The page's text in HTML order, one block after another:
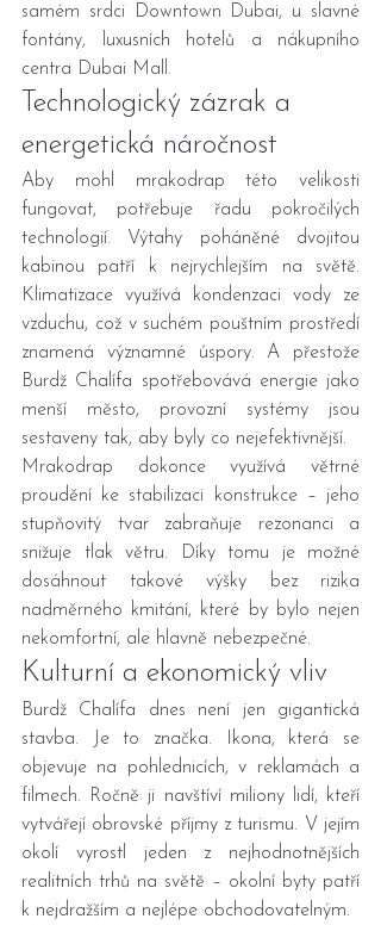
samém srdci Downtown Dubai, u slavné
fontány, luxusních hotelů a nákupního
centra Dubai Mall.
Technologický zázrak a
energetická náročnost
Aby mohl mrakodrap této velikosti
fungovat, potřebuje řadu pokročilých
technologií. Výtahy poháněné dvojitou
kabinou patří k nejrychlejším na světě.
Klimatizace využívá kondenzaci vody ze
vzduchu, což v suchém pouštním prostředí
znamená významné úspory. A přestože
Burdž Chalífa spotřebovává energie jako
menší město, provozní systémy jsou
sestaveny tak, aby byly co nejefektivnější.
Mrakodrap dokonce využívá větrné
proudění ke stabilizaci konstrukce – jeho
stupňovitý tvar zabraňuje rezonanci a
snižuje tlak větru. Díky tomu je možné
dosáhnout takové výšky bez rizika
nadměrného kmitání, které by bylo nejen
nekomfortní, ale hlavně nebezpečné.
Kulturní a ekonomický vliv
Burdž Chalífa dnes není jen gigantická
stavba. Je to značka. Ikona, která se
objevuje na pohlednicích, v reklamách a
filmech. Ročně ji navštíví miliony lidí, kteří
vytvářejí obrovské příjmy z turismu. V jejím
okolí vyrostl jeden z nejhodnotnějších
realitních trhů na světě – okolní byty patří
k nejdražším a nejlépe obchodovatelným.